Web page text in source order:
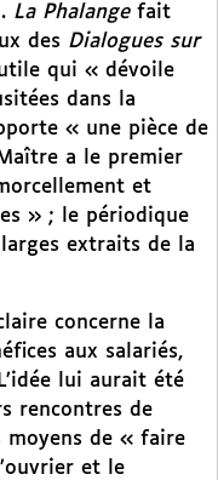
. La Phalange fait
des Dialogues sur
qui « dévoile
dans la
« une pièce de
a le premier
et
» ; le périodique
extraits de la
concerne la
aux salariés,
lui aurait été
rencontres de
moyens de « faire
et le